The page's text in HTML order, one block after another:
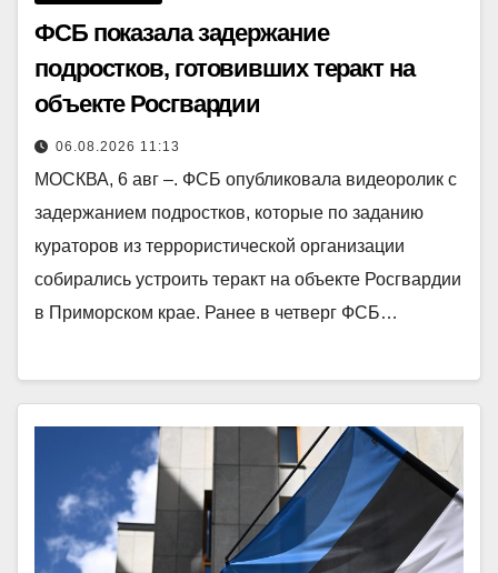
ФСБ показала задержание
подростков, готовивших теракт на
объекте Росгвардии
06.08.2026 11:13
МОСКВА, 6 авг –. ФСБ опубликовала видеоролик с
задержанием подростков, которые по заданию
кураторов из террористической организации
собирались устроить теракт на объекте Росгвардии
в Приморском крае. Ранее в четверг ФСБ…